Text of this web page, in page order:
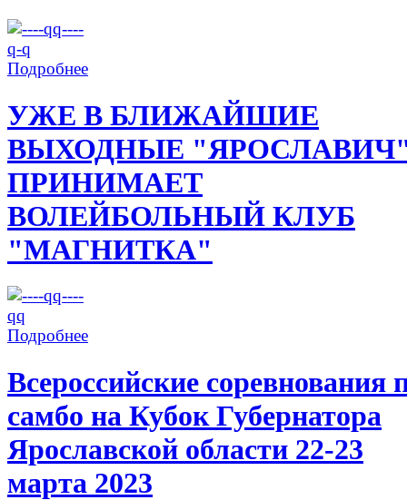
Подробнее
УЖЕ В БЛИЖАЙШИЕ
ВЫХОДНЫЕ
ПРИНИМАЕТ
ВОЛЕЙБОЛЬНЫЙ КЛУБ
"МАГНИТКА"
Подробнее
Всероссийские соревнования
самбо на Кубок Губернатора
Ярославской области 22-23
марта 2023